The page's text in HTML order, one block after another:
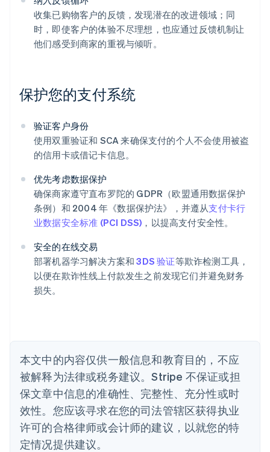
收集已购物客户的反馈，发现潜在的改进领域；同
时，即使客户的体验不尽理想，也应通过反馈机制让
他们感受到商家的重视与倾听。
保护您的支付系统
验证客户身份
使用双重验证和 SCA 来确保支付的个人不会使用被盗
的信用卡或借记卡信息。
优先考虑数据保护
确保商家遵守直布罗陀的 GDPR（欧盟通用数据保护
条例）和 2004 年《数据保护法》，并遵从支付卡行
业数据安全标准 (PCI DSS) ，以提高支付安全性。
安全的在线交易
部署机器学习解决方案和3DS 验证等欺诈检测工具，
以便在欺诈性线上付款发生之前发现它们并避免财务
损失。
本文中的内容仅供一般信息和教育目的，不应
被解释为法律或税务建议。Stripe 不保证或担
保文章中信息的准确性、完整性、充分性或时
效性。您应该寻求在您的司法管辖区获得执业
许可的合格律师或会计师的建议，以就您的特
定情况提供建议。
阿联酋
English
English
爱沙尼亚
English
奥地利
DeutschEnglish
English
巴西
PortuguêsEnglish
保加利亚
English
丹麦
德国
DeutschEnglish
法国
FrançaisEnglish
芬兰
EnglishSvenska